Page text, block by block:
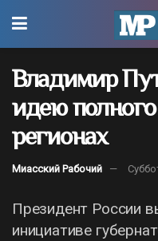
Владимир
идею
регионах
Миасский Рабочий
Президент России
инициативе